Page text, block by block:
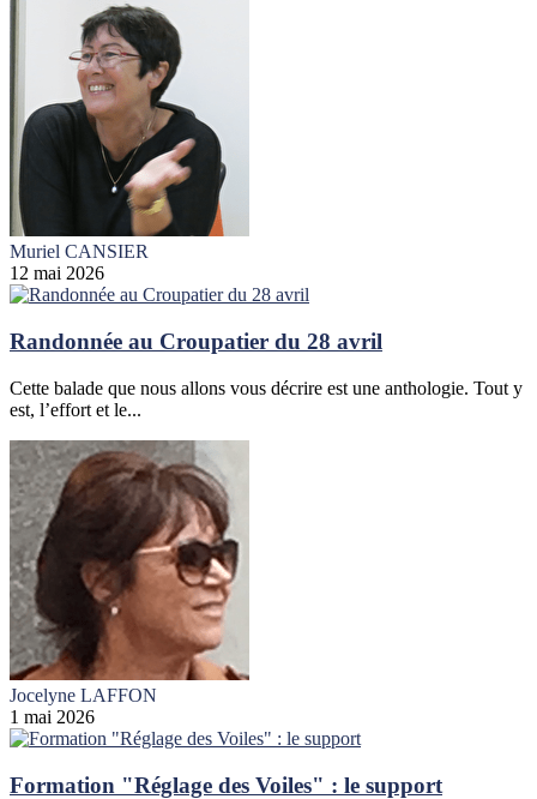
Muriel CANSIER
12 mai 2026
Randonnée au Croupatier du 28 avril
Cette balade que nous allons vous décrire est une anthologie. Tout y
est, l’effort et le...
Jocelyne LAFFON
1 mai 2026
Formation "Réglage des Voiles" : le support